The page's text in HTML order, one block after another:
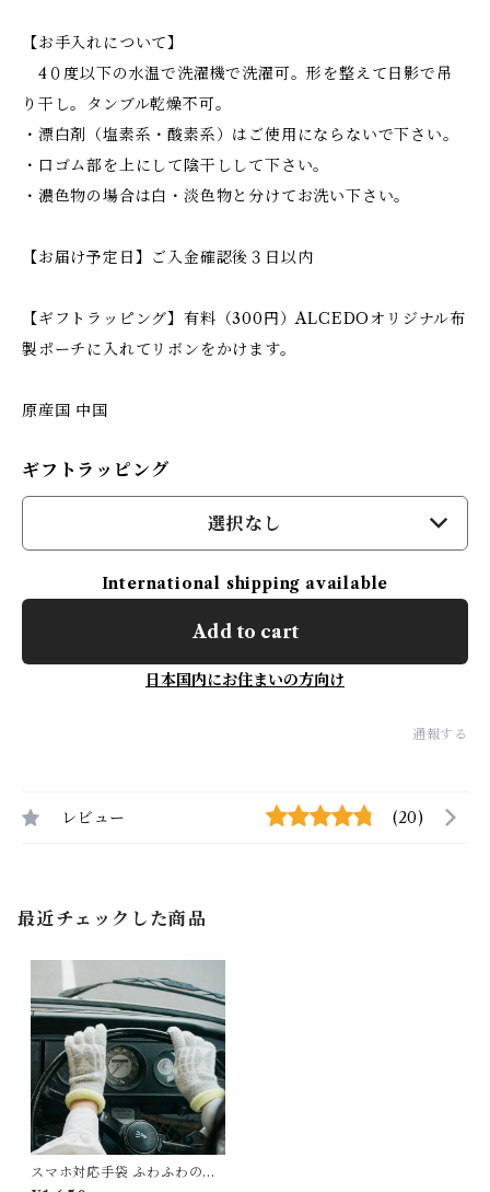
【お手入れについて】
4０度以下の水温で洗濯機で洗濯可。形を整えて日影で吊
り干し。タンブル乾燥不可。
・漂白剤（塩素系・酸素系）はご使用にならないで下さい。
・口ゴム部を上にして陰干しして下さい。
・濃色物の場合は白・淡色物と分けてお洗い下さい。
【お届け予定日】ご入金確認後３日以内
【ギフトラッピング】有料（300円）ALCEDOオリジナル布
製ポーチに入れてリボンをかけます。
原産国 中国
ギフトラッピング
選択なし
International shipping available
Add to cart
日本国内にお住まいの方向け
通報する
レビュー (20)
最近チェックした商品
スマホ対応手袋 ふわふわの肌
触り "Hi!' ALCEDO